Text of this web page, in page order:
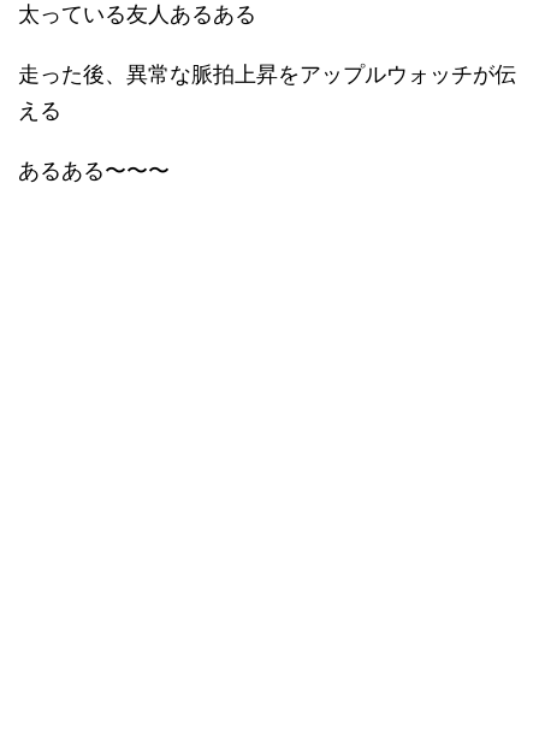
太っている友人あるある
走った後、異常な脈拍上昇をアップルウォッチが伝
える
あるある〜〜〜